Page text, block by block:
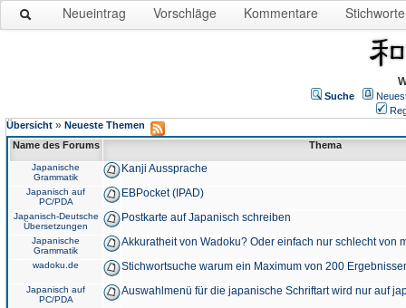
Neueintrag Vorschläge Kommentare Stichworte
Suche
Übersicht » Neueste Themen
Name des Forums
Thema
Japanische
Grammatik
Kanji Aussprache
Japanisch auf
PC/PDA
EBPocket (IPAD)
Japanisch-Deutsche
Übersetzungen
Postkarte auf Japanisch schreiben
Japanische
Grammatik
Akkuratheit von Wadoku? Oder einfach nur schlecht von
wadoku.de Stichwortsuche warum ein Maximum von 200
Japanisch auf
PC/PDA
Auswahlmenü für die japanische Schriftart wird nur auf